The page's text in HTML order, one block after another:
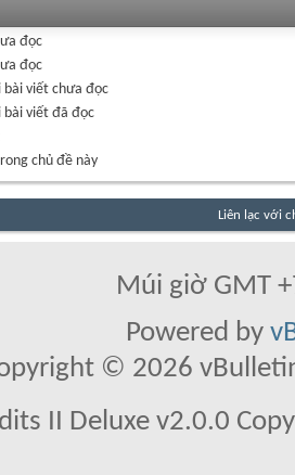
đọc
đọc
bài viết chưa đọc
bài viết đã đọc
chủ đề này
Liên lạc với
Múi giờ GMT
Powered by
© 2026
II Deluxe v2.0.0